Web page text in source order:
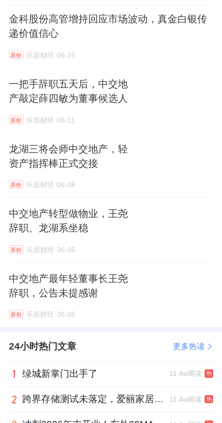
金科股份高管增持回应市场波动，真金白银传
递价值信心
原创 乐居财经 06-26
一把手辞职五天后，中交地
产敲定薛四敏为董事候选人
原创 乐居财经 06-11
龙湖三将会师中交地产，轻
资产指挥棒正式交接
原创 乐居财经 06-08
中交地产转型做物业，王尧
辞职、龙湖系坐稳
原创 乐居财经 06-05
中交地产最年轻董事长王尧
辞职，公告未提感谢
原创 乐居财经 06-05
24小时热门文章 更多热读
绿城新掌门出手了 11.4w阅读 热
跨界存储测试未落定，爱丽家居复牌前自揭多重风险 11.4w阅读 热